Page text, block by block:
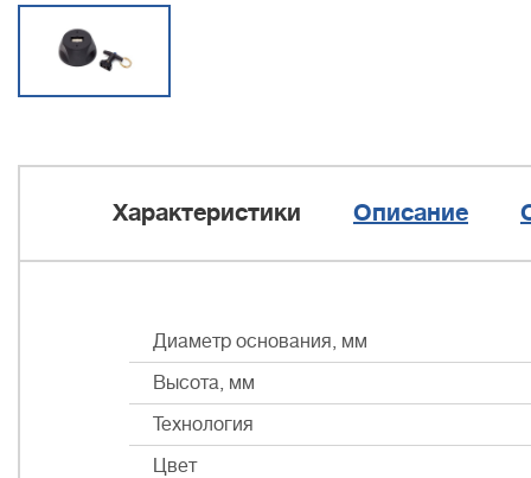
Характеристики Описание
Диаметр основания, мм
Высота, мм
Технология
Цвет